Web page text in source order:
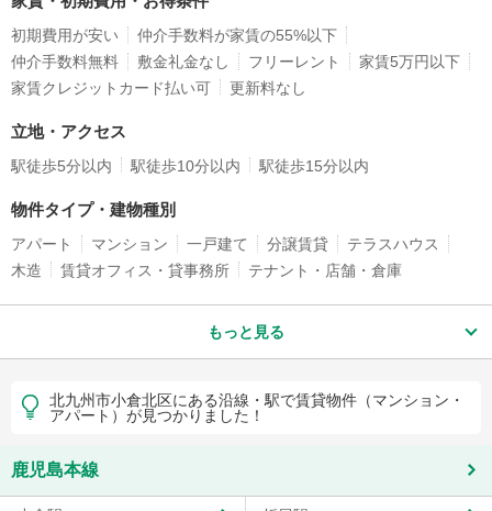
初期費用が安い
仲介手数料が家賃の55%以下
仲介手数料無料
敷金礼金なし フリーレント
家賃5万円以下
家賃クレジットカード払い可
更新料なし
立地・アクセス
駅徒歩5分以内 駅徒歩10分以内 駅徒歩15分以内
物件タイプ・建物種別
アパート マンション 一戸建て 分譲賃貸
テラスハウス
木造
賃貸オフィス・貸事務所 テナント・店舗・倉庫
もっと見る
北九州市小倉北区にある沿線・駅で賃貸物件（マンション・
アパート）が見つかりました！
鹿児島本線